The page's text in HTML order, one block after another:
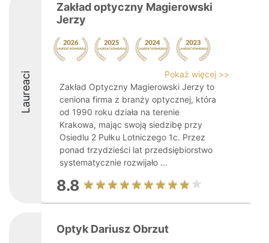
Laureaci
Zakład optyczny Magierowski
Jerzy
Pokaż więcej >>
Zakład Optyczny Magierowski Jerzy to
ceniona firma z branży optycznej, która
od 1990 roku działa na terenie
Krakowa, mając swoją siedzibę przy
Osiedlu 2 Pułku Lotniczego 1c. Przez
ponad trzydzieści lat przedsiębiorstwo
systematycznie rozwijało ...
8.8
Optyk Dariusz Obrzut